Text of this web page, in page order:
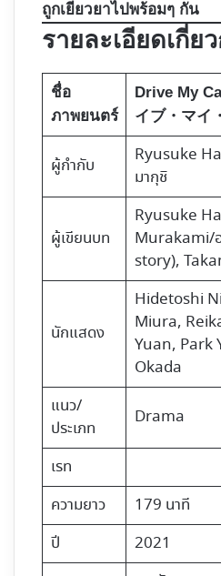
ถูกเยียวยาไปพร้อมๆ กัน
รายละเอียดเกี่ย
ชื่อ
ภาพยนตร์
Drive My
イブ・マイ
ผู้กำกับ
Ryusuke
มากุชิ
ผู้เขียนบท
Ryusuke
Murakami/
story),
นักแสดง
Hidetoshi
Miura,
Yuan, Park
Okada
แนว/
ประเภท
Drama
เรท
ความยาว
179 นาที
ปี
2021